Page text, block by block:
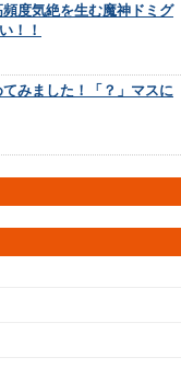
度気絶を生む魔神ドミグ
！！
みました！「？」マスに